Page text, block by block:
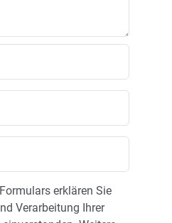
erklären Sie
Verarbeitung Ihrer